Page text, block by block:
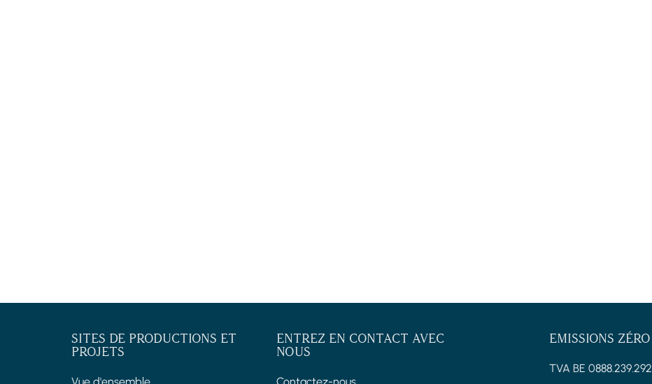
SITES DE PRODUCTIONS ET
PROJETS
ENTREZ EN CONTACT AVEC
NOUS
EMISSIONS ZÉRO
TVA BE 0888.239.292